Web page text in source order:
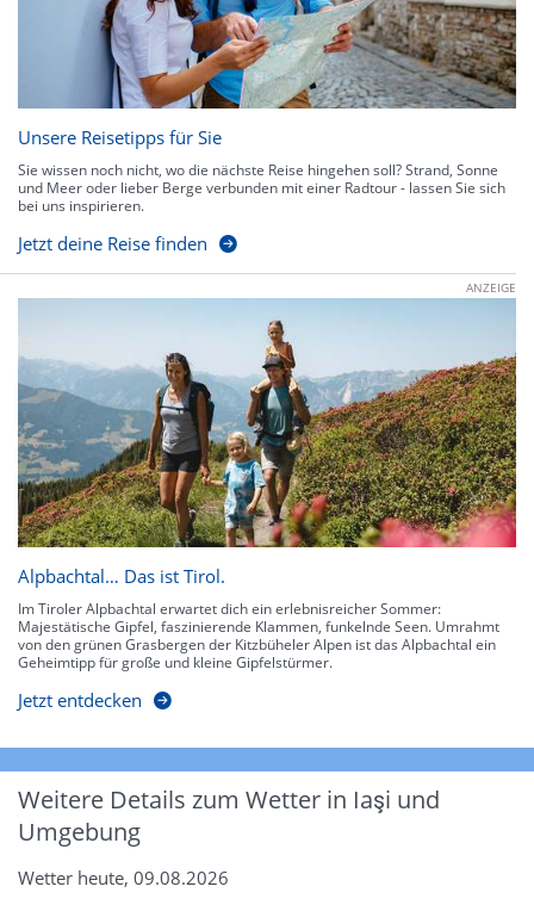
Unsere Reisetipps für Sie
Sie wissen noch nicht, wo die nächste Reise hingehen soll? Strand, Sonne
und Meer oder lieber Berge verbunden mit einer Radtour - lassen Sie sich
bei uns inspirieren.
Jetzt deine Reise finden
ANZEIGE
Alpbachtal… Das ist Tirol.
Im Tiroler Alpbachtal erwartet dich ein erlebnisreicher Sommer:
Majestätische Gipfel, faszinierende Klammen, funkelnde Seen. Umrahmt
von den grünen Grasbergen der Kitzbüheler Alpen ist das Alpbachtal ein
Geheimtipp für große und kleine Gipfelstürmer.
Jetzt entdecken
Weitere Details zum Wetter in Iaşi und
Umgebung
Wetter heute, 09.08.2026